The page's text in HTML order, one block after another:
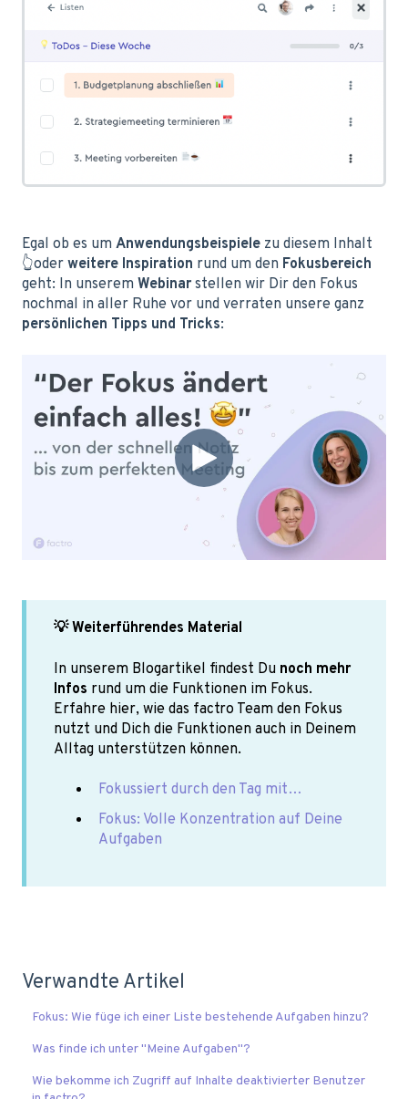
Egal ob es um Anwendungsbeispiele zu diesem Inhalt
👆oder weitere Inspiration rund um den Fokusbereich
geht: In unserem Webinar stellen wir Dir den Fokus
nochmal in aller Ruhe vor und verraten unsere ganz
persönlichen Tipps und Tricks:
💡 Weiterführendes Material
In unserem Blogartikel findest Du noch mehr
Infos rund um die Funktionen im Fokus.
Erfahre hier, wie das factro Team den Fokus
nutzt und Dich die Funktionen auch in Deinem
Alltag unterstützen können.
Fokussiert durch den Tag mit…
Fokus: Volle Konzentration auf Deine
Aufgaben
Verwandte Artikel
Fokus: Wie füge ich einer Liste bestehende Aufgaben hinzu?
Was finde ich unter "Meine Aufgaben"?
Wie bekomme ich Zugriff auf Inhalte deaktivierter Benutzer